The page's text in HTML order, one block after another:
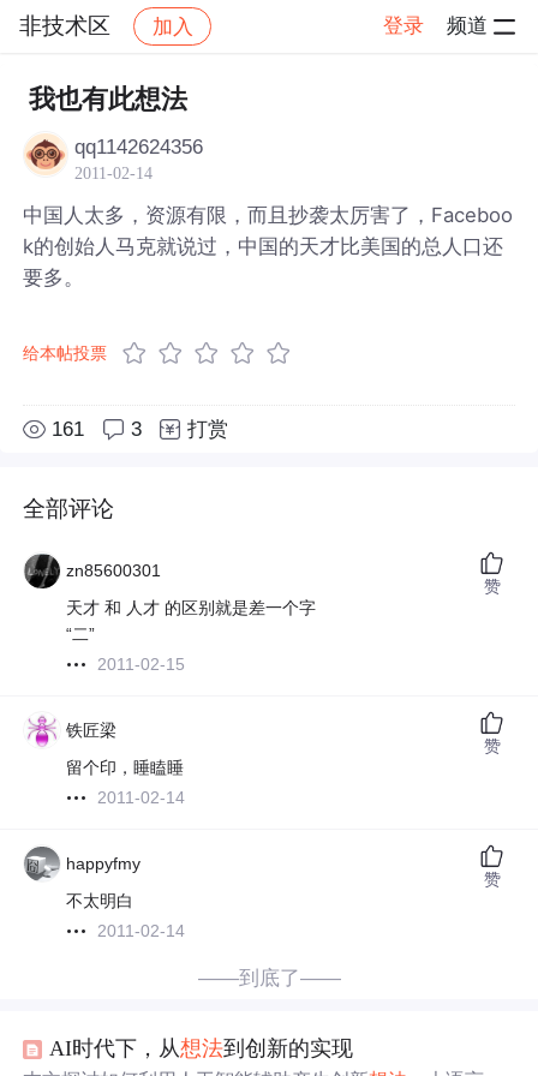
非技术区 加入 登录 频道
社区 非技术区
我也有此想法
qq1142624356
2011-02-14
中国人太多，资源有限，而且抄袭太厉害了，Faceboo
k的创始人马克就说过，中国的天才比美国的总人口还
要多。
给本帖投票
161 3 打赏
全部评论
zn85600301
天才 和 人才 的区别就是差一个字
“二”
2011-02-15
赞
铁匠梁
留个印，睡瞌睡
2011-02-14
赞
happyfmy
不太明白
2011-02-14
赞
——到底了——
AI时代下，从想法到创新的实现